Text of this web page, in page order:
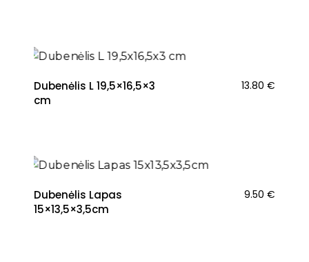
Dubenėlis L 19,5×16,5×3
cm
13.80 €
Dubenėlis Lapas
15×13,5×3,5cm
9.50 €